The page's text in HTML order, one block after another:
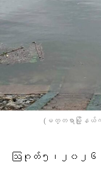
(မတ္တရာမြို့နယ်က
ဩဂုတ်၅၊၂၀၂၆၊ကတ်